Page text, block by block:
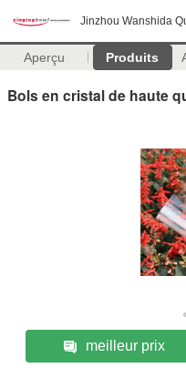
Jinzhou Wanshida
Aperçu Produits
Bols en cristal de haute
meilleur prix